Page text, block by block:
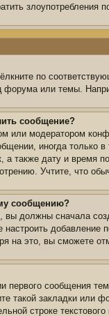
злоупотребления
по
форума или темы.
сообщение?
или модератором
иногда только
а также дату и
Учтите, что
сообщению?
должны сначала
на это, вы сможете
первого сообщения
такой закладки или
строке